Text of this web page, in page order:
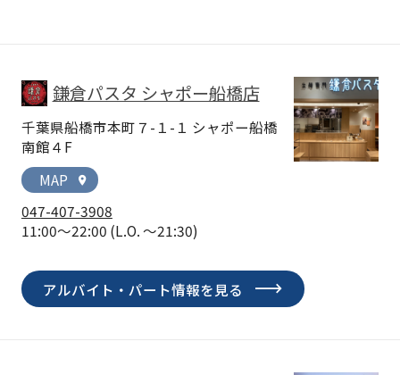
鎌倉パスタ シャポー船橋店
千葉県船橋市本町７-１-１ シャポー船橋
南館４F
MAP
location_on
047-407-3908
11:00～22:00 (L.O. ～21:30)
アルバイト・パート情報を見る